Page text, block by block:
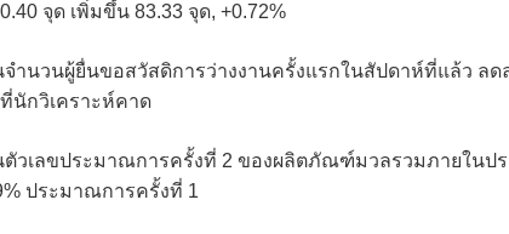
จุด เพิ่มขึ้น 83.33 จุด, +0.72%
จำนวนผู้ยื่นขอสวัสดิการว่างงานครั้งแรกในสัปดาห์ที่แล้ว ลด
นักวิเคราะห์คาด
วเลขประมาณการครั้งที่ 2 ของผลิตภัณฑ์มวลรวมภายในปร
ประมาณการครั้งที่ 1